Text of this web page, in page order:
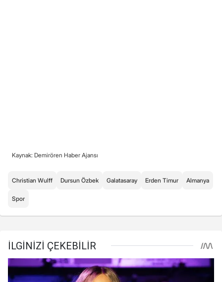
Kaynak: Demirören Haber Ajansı
Christian Wulff Dursun Özbek Galatasaray Erden Timur Almanya
Spor